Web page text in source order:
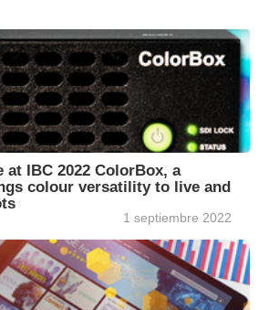
at IBC 2022 ColorBox, a
colour versatility to live and
1 septiembre 2022